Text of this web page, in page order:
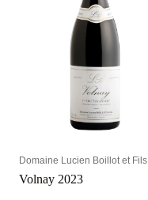
Domaine Lucien Boillot et Fils
Volnay 2023